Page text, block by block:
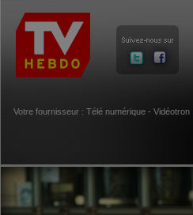
Votre fournisseur : Télé numérique - Vidéotron